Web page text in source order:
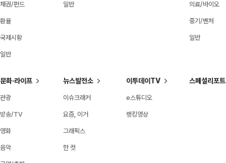
채권/펀드
환율
국제시황
일반
일반 의료/바이오
중기/벤처
일반
문화·라이프
관광
방송/TV
영화
음악
뉴스발전소
이슈크래커
요즘, 이거
그래픽스
한 컷
이투데이TV
e스튜디오
랭킹영상
스페셜리포트